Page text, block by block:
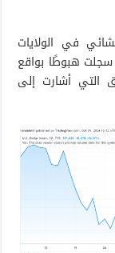
في الولايات
التي سجلت هبوطًا بواقع
التي أشارت إلى